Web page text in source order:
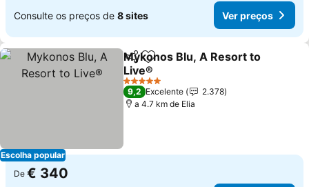
Consulte os preços de 8 sites Ver preços
Escolha popular
PartilharAdicionar aos favoritos
Mykonos Blu, A Resort to
Live®
5 Estrelas
9,2 Excelente
2.378
a 4.7 km de Elia
De € 340